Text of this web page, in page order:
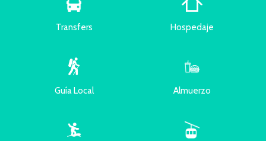
Transfers Hospedaje
Guía Local Almuerzo